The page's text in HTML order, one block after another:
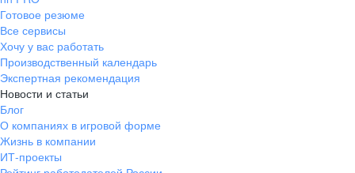
Готовое резюме
Все сервисы
Хочу у вас работать
Производственный календарь
Экспертная рекомендация
Новости и статьи
Блог
О компаниях в игровой форме
Жизнь в компании
ИТ-проекты